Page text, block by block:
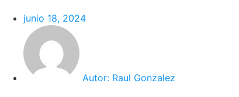
junio 18, 2024
Autor: Raul Gonzalez